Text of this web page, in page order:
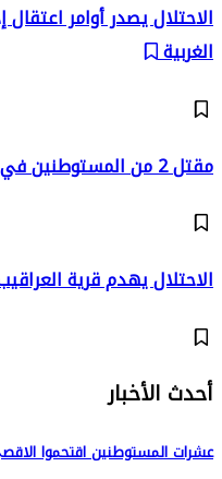
الغربية
مقتل 2 من المستوطنين في عملية طعن في “حولون”
الاحتلال يهدم قرية
أحدث الأخبار
عشرات المستوطنين اقتحموا